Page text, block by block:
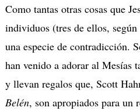
Como tantas otras cosas que
individuos (tres de ellos,
una especie de contradicción.
han venido a adorar al Mesías
y llevan regalos que, Scott
Belén, son apropiados para un